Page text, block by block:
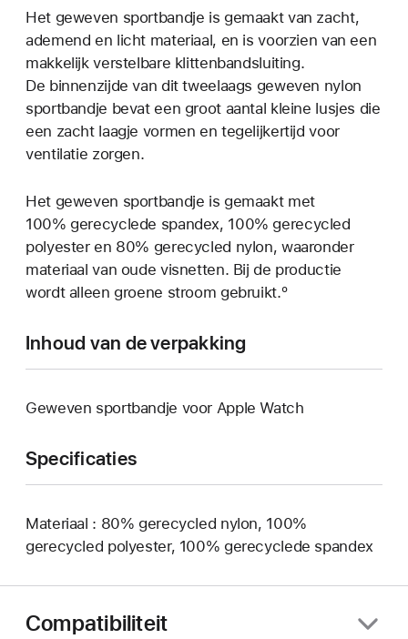
Het geweven sportbandje is gemaakt van zacht,
ademend en licht materiaal, en is voorzien van een
makkelijk verstelbare klittenband­­sluiting.
De binnenzijde van dit tweelaags geweven nylon
sportbandje bevat een groot aantal kleine lusjes die
een zacht laagje vormen en tegelijkertijd voor
ventilatie zorgen.
Het geweven sportbandje is gemaakt met
100% gerecyclede spandex, 100% gerecycled
polyester en 80% gerecycled nylon, waaronder
materiaal van oude visnetten. Bij de productie
wordt alleen groene stroom gebruikt.º
Inhoud van de verpakking
Geweven sportbandje voor Apple Watch
Specificaties
Materiaal : 80% gerecycled nylon, 100%
gerecycled polyester, 100% gerecyclede spandex
Compatibiliteit